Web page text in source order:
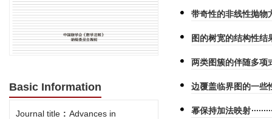
Basic Information
Journal title : Advances in
带奇性的非线性抛物
图的树宽的结构性结
两类图簇的伴随多项
边覆盖临界图的一些
幂保持加法映射